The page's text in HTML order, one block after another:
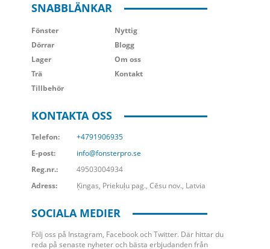
SNABBLÄNKAR
Fönster
Dörrar
Lager
Trä
Tillbehör
Nyttig
Blogg
Om oss
Kontakt
KONTAKTA OSS
Telefon:
+4791906935
E-post:
info@fonsterpro.se
Reg.nr.:
49503004934
Adress:
Ķingas, Priekuļu pag., Cēsu nov., Latvia
SOCIALA MEDIER
Följ oss på Instagram, Facebook och Twitter. Där hittar du
reda på senaste nyheter och bästa erbjudanden från